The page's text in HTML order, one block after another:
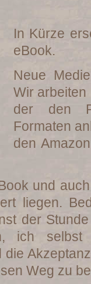
In Kürze
eBook.
Neue
Wir arbeiten
der den
Formaten
den
und
liegen.
der
ich
Weg zu